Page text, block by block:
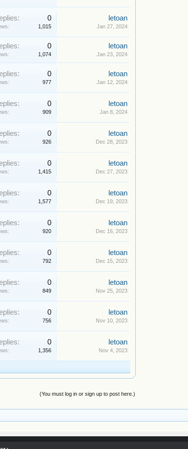
0
1,015
letoan
Jan 27, 2024
0
1,074
letoan
Jan 23, 2024
0
977
letoan
Jan 12, 2024
0
909
letoan
Jan 8, 2024
0
926
letoan
Dec 28, 2023
0
1,415
letoan
Dec 27, 2023
0
1,577
letoan
Dec 19, 2023
0
920
letoan
Dec 16, 2023
0
792
letoan
Dec 15, 2023
0
849
letoan
Nov 25, 2023
0
756
letoan
Nov 10, 2023
0
1,356
letoan
Nov 4, 2023
(You must log in or sign up to post here.)